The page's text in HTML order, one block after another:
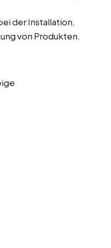
der Installation,
von Produkten.